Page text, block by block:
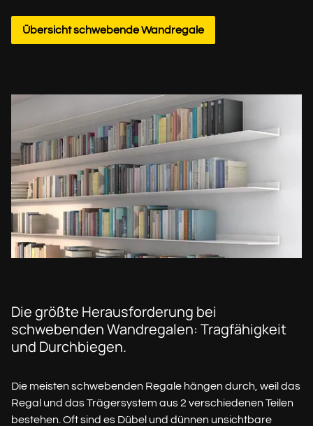
Übersicht schwebende Wandregale
Die größte Herausforderung bei
schwebenden Wandregalen: Tragfähigkeit
und Durchbiegen.
Die meisten schwebenden Regale hängen durch, weil das
Regal und das Trägersystem aus 2 verschiedenen Teilen
bestehen. Oft sind es Dübel und dünnen unsichtbare